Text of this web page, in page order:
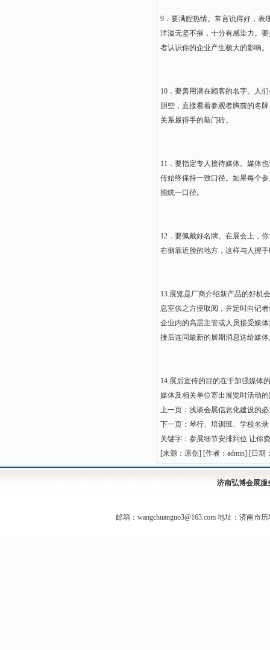
9．要满腔热情。常言说得好，表
洋溢无坚不摧，十分有感染力。
者认识你的企业产生极大的影响。
10．要善用潜在顾客的名字。人
胆些，直接看着参观者胸前的名
关系最得手的敲门砖。
11．要指定专人接待媒体。媒体
传始终保持一致口径。如果每个
能统一口径。
12．要佩戴好名牌。在展会上，
右侧靠近脸的地方，这样与人握
13.展览是厂商介绍新产品的好机
息室供之方便取阅，并定时向记
企业内的高层主管或人员接受媒
接后连同最新的展期消息送给媒
14.展后宣传的目的在于加强媒体
媒体及相关单位寄出展览时活动
上一页： 浅谈会展信息化建设的
下一页： 琴行、培训班、学校名录
关键字： 参展细节安排到位 让你
[来源：原创] [作者：admin] [日期
济南弘博会展服
邮箱：wangchuanguo3@163.com 地址：济南市